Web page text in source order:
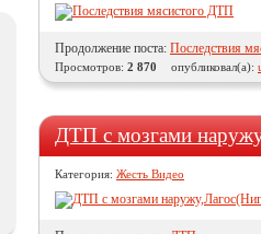
Продолжение поста: Последствия
Просмотров: 2 870 опубликовал(а):
ДТП с мозгами
Категория: Жесть Видео